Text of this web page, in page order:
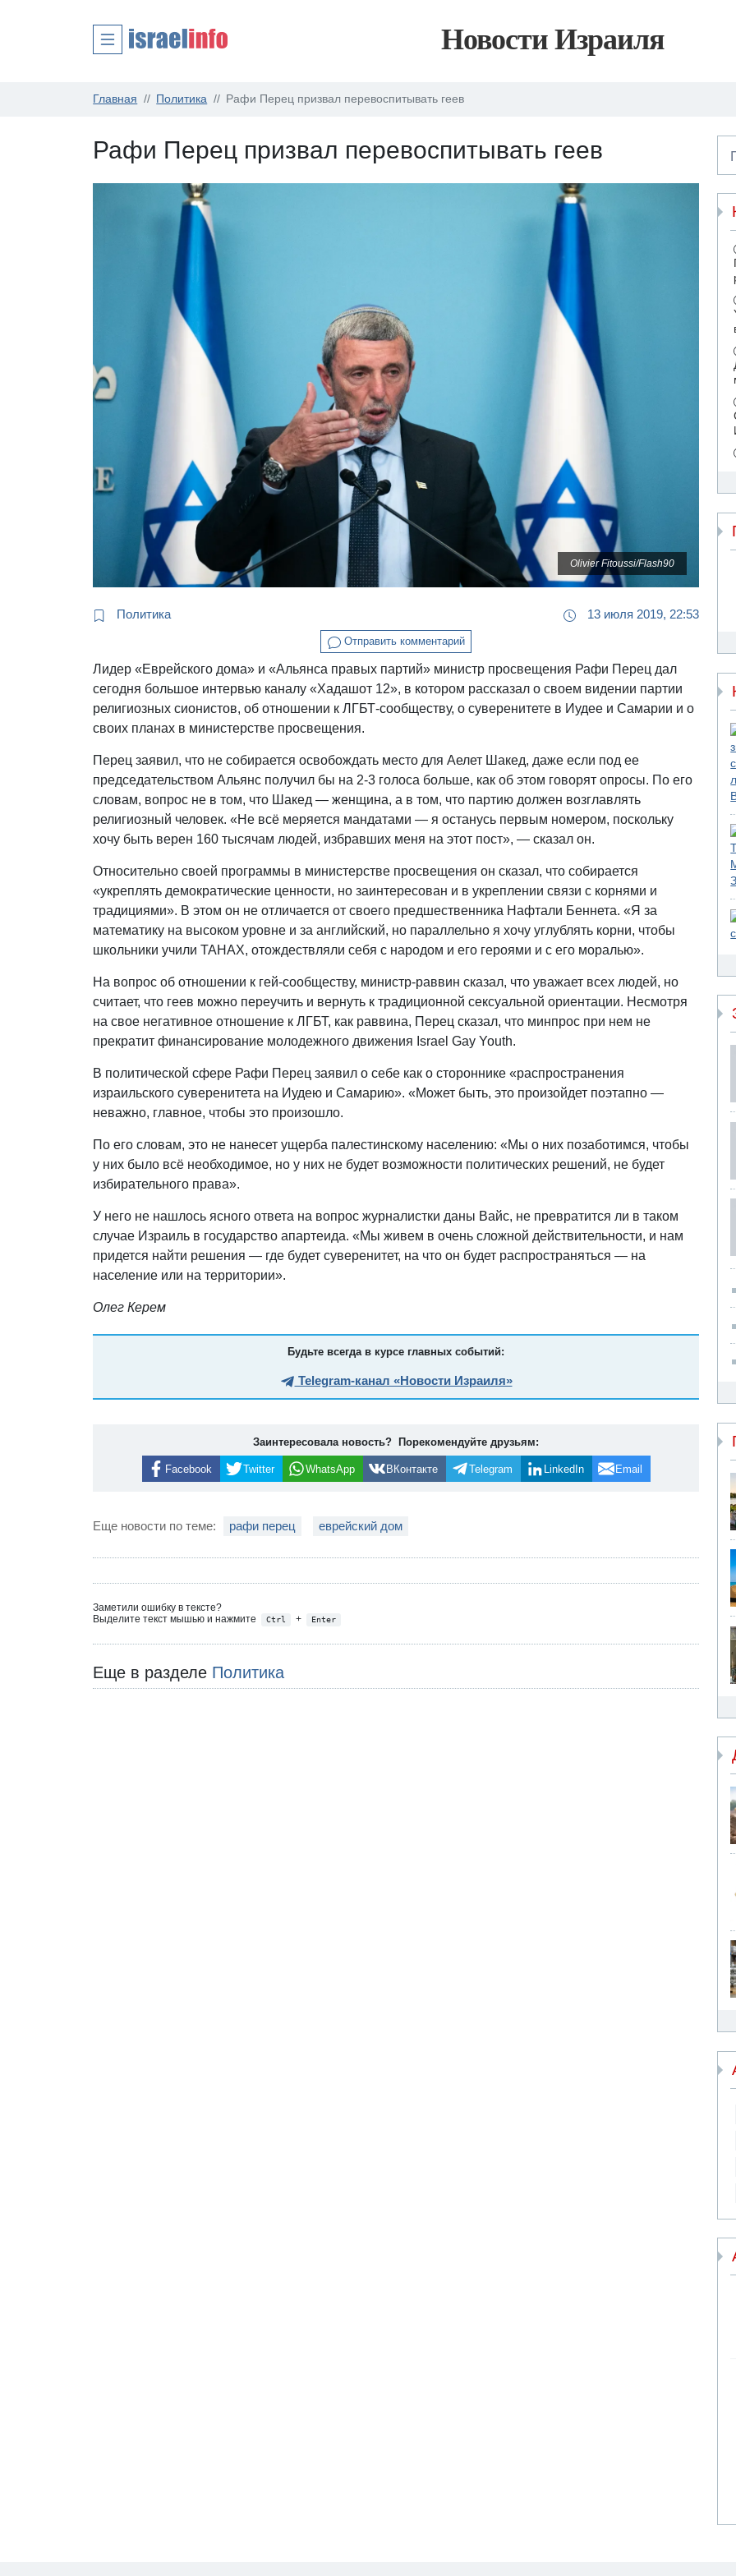
Новости Израиля
Главная Политика Рафи Перец призвал перевоспитывать геев
Рафи Перец призвал перевоспитывать геев
Olivier Fitoussi/Flash90
Политика 13 июля 2019, 22:53
Отправить комментарий
Лидер «Еврейского дома» и «Альянса правых партий» министр просвещения Рафи Перец дал
сегодня большое интервью каналу «Хадашот 12», в котором рассказал о своем видении партии
религиозных сионистов, об отношении к ЛГБТ-сообществу, о суверенитете в Иудее и Самарии и о
своих планах в министерстве просвещения.
Перец заявил, что не собирается освобождать место для Аелет Шакед, даже если под ее
председательством Альянс получил бы на 2-3 голоса больше, как об этом говорят опросы. По его
словам, вопрос не в том, что Шакед — женщина, а в том, что партию должен возглавлять
религиозный человек. «Не всё меряется мандатами — я останусь первым номером, поскольку
хочу быть верен 160 тысячам людей, избравших меня на этот пост», — сказал он.
Относительно своей программы в министерстве просвещения он сказал, что собирается
«укреплять демократические ценности, но заинтересован и в укреплении связи с корнями и
традициями». В этом он не отличается от своего предшественника Нафтали Беннета. «Я за
математику на высоком уровне и за английский, но параллельно я хочу углублять корни, чтобы
школьники учили ТАНАХ, отождествляли себя с народом и его героями и с его моралью».
На вопрос об отношении к гей-сообществу, министр-раввин сказал, что уважает всех людей, но
считает, что геев можно переучить и вернуть к традиционной сексуальной ориентации. Несмотря
на свое негативное отношение к ЛГБТ, как раввина, Перец сказал, что минпрос при нем не
прекратит финансирование молодежного движения Israel Gay Youth.
В политической сфере Рафи Перец заявил о себе как о стороннике «распространения
израильского суверенитета на Иудею и Самарию». «Может быть, это произойдет поэтапно —
неважно, главное, чтобы это произошло.
По его словам, это не нанесет ущерба палестинскому населению: «Мы о них позаботимся, чтобы
у них было всё необходимое, но у них не будет возможности политических решений, не будет
избирательного права».
У него не нашлось ясного ответа на вопрос журналистки даны Вайс, не превратится ли в таком
случае Израиль в государство апартеида. «Мы живем в очень сложной действительности, и нам
придется найти решения — где будет суверенитет, на что он будет распространяться — на
население или на территории».
Олег Керем
Будьте всегда в курсе главных событий:
Telegram-канал «Новости Израиля»
Заинтересовала новость? Порекомендуйте друзьям:
Facebook Twitter WhatsApp ВКонтакте Telegram LinkedIn Email
Еще новости по теме: рафи перец еврейский дом
Заметили ошибку в тексте?
Выделите текст мышью и нажмите
Ctrl + Enter
Еще в разделе Политика